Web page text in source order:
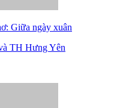
Giữa ngày xuân
TH Hưng Yên